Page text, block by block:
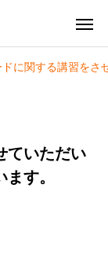
に関する講習をさ
ていただい
す。